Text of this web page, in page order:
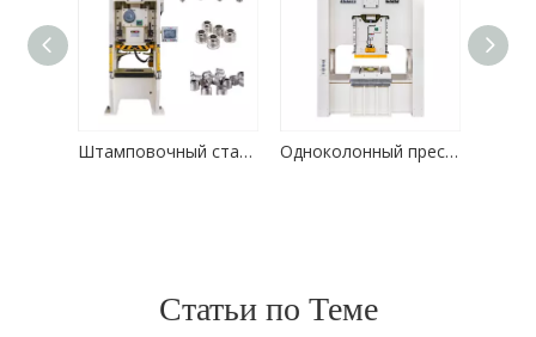
Штамповочный станок Высокоточный силовой пресс Светодиодный держатель лампы Алюминиевая чашка Одноколонный пресс с ЧПУ для штамповки обуви, автоматическая машина для изготовления петель
Статьи по Теме